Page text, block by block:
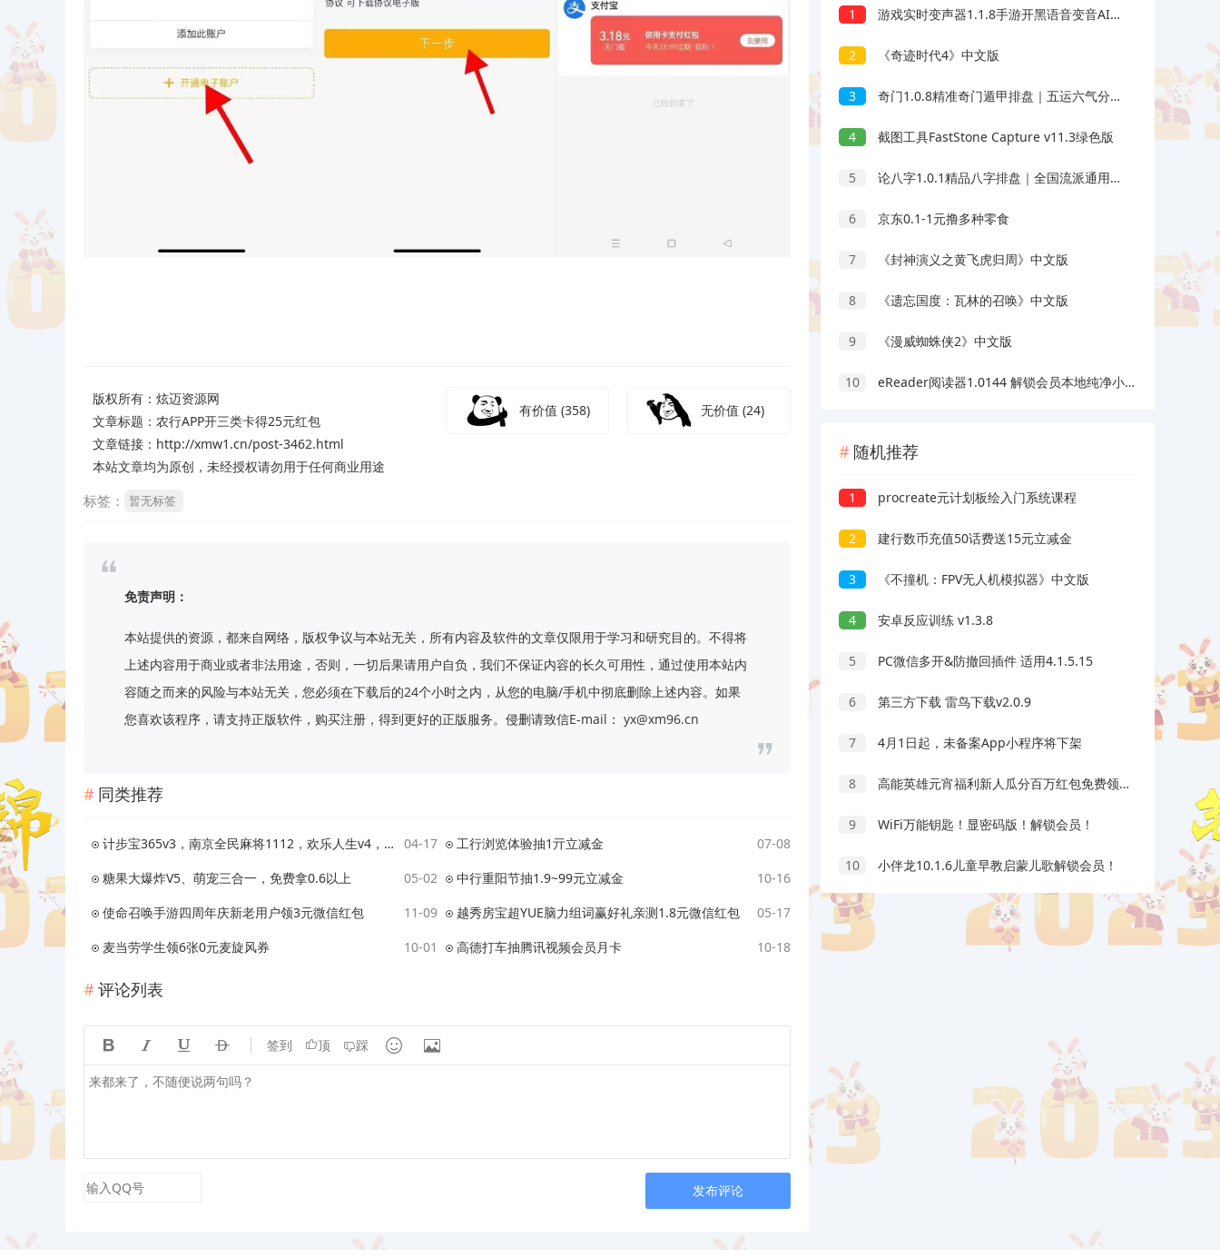
有价值(358) 无价值(24)
版权所有： 炫迈资源网
文章标题： 农行APP开三类卡得25元红包
文章链接：http://xmw1.cn/post-3462.html
本站文章均为原创，未经授权请勿用于任何商业用途
标签： 暂无标签
免责声明：
本站提供的资源，都来自网络，版权争议与本站无关，所有内容及软件的文章仅限用于学习和研究目的。不得将
上述内容用于商业或者非法用途，否则，一切后果请用户自负，我们不保证内容的长久可用性，通过使用本站内
容随之而来的风险与本站无关，您必须在下载后的24个小时之内，从您的电脑/手机中彻底删除上述内容。如果
您喜欢该程序，请支持正版软件，购买注册，得到更好的正版服务。侵删请致信E-mail： yx@xm96.cn
同类推荐
计步宝365v3，南京全民麻将1112，欢乐人生v4，免费赚1.41元！ 04-17 工行浏览体验抽1亓立减金
07-08
糖果大爆炸V5、萌宠三合一，免费拿0.6以上
05-02 中行重阳节抽1.9~99元立减金
10-16
使命召唤手游四周年庆新老用户领3元微信红包
11-09 越秀房宝超YUE脑力组词赢好礼亲测1.8元微信红包
05-17
麦当劳学生领6张0元麦旋风券
10-01 高德打车抽腾讯视频会员月卡 10-18
评论列表
    签到 顶 踩  
发布评论
1 游戏实时变声器1.1.8手游开黑语音变音AI配高级版
2 《奇迹时代4》中文版
3 奇门1.0.8精准奇门遁甲排盘｜五运六气分析｜会员版
4 截图工具FastStone Capture v11.3绿色版
5 论八字1.0.1精品八字排盘｜全国流派通用｜会员版
6 京东0.1-1元撸多种零食
7 《封神演义之黄飞虎归周》中文版
8 《遗忘国度：瓦林的召唤》中文版
9 《漫威蜘蛛侠2》中文版
10 eReader阅读器1.0144 解锁会员本地纯净小说阅读器
随机推荐
1 procreate元计划板绘入门系统课程
2 建行数币充值50话费送15元立减金
3 《不撞机：FPV无人机模拟器》中文版
4 安卓反应训练 v1.3.8
5 PC微信多开&防撤回插件 适用4.1.5.15
6 第三方下载 雷鸟下载v2.0.9
7 4月1日起，未备案App小程序将下架
8 高能英雄元宵福利新人瓜分百万红包免费领8元以上微信红包
9 WiFi万能钥匙！显密码版！解锁会员！
10 小伴龙10.1.6儿童早教启蒙儿歌解锁会员！